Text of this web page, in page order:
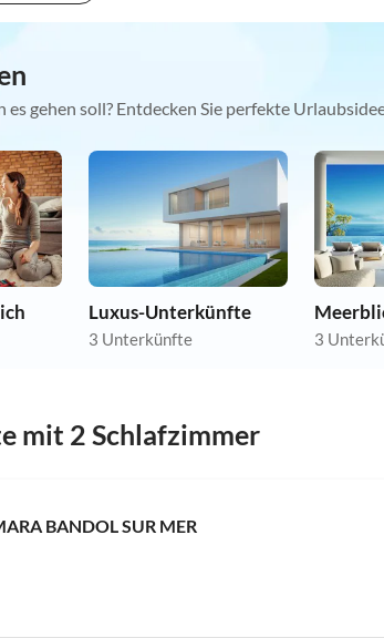
es gehen soll? Entdecken Sie perfekte
Luxus-Unterkünfte
3 Unterkünfte 3
mit 2 Schlafzimmer
BANDOL SUR MER